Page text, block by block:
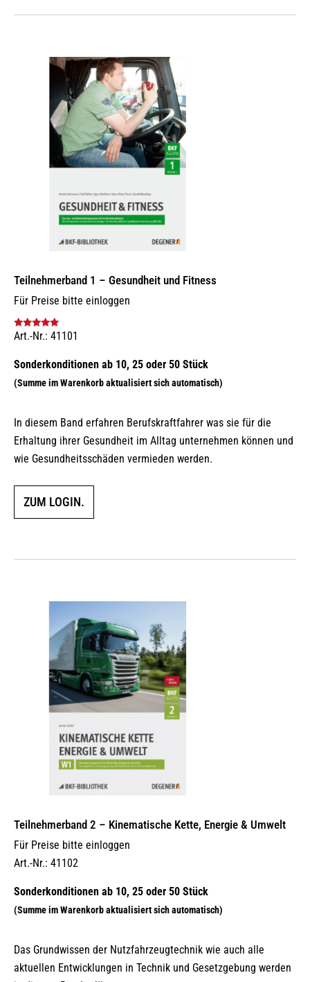
Teilnehmerband 1 – Gesundheit und Fitness
Für Preise bitte einloggen
Bewertet mit
Art.-Nr.: 41101
In diesem Band erfahren Berufskraftfahrer was sie für die
Erhaltung ihrer Gesundheit im Alltag unternehmen können und
wie Gesundheitsschäden vermieden werden.
ZUM LOGIN.
Teilnehmerband 2 – Kinematische Kette, Energie & Umwelt
Für Preise bitte einloggen
Art.-Nr.: 41102
Das Grundwissen der Nutzfahrzeugtechnik wie auch alle
aktuellen Entwicklungen in Technik und Gesetzgebung werden